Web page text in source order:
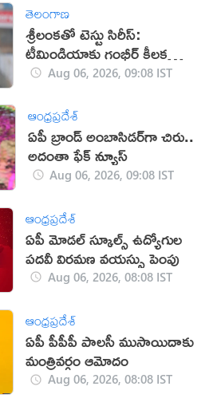
తెలంగాణ
శ్రీలంకతో టెస్టు సిరీస్:
టీమిండియాకు గంభీర్ కీలక
సూచనలు
Aug 06, 2026, 09:08 IST
ఆంధ్రప్రదేశ్
ఏపీ బ్రాండ్‌ అంబాసిడర్‌గా చిరు..
అదంతా ఫేక్‌ న్యూస్‌
Aug 06, 2026, 09:08 IST
ఆంధ్రప్రదేశ్
ఏపీ మోడల్ స్కూల్స్ ఉద్యోగుల
పదవీ విరమణ వయస్సు పెంపు
Aug 06, 2026, 08:08 IST
ఆంధ్రప్రదేశ్
ఏపీ పీపీపీ పాలసీ ముసాయిదాకు
మంత్రివర్గం ఆమోదం
Aug 06, 2026, 08:08 IST